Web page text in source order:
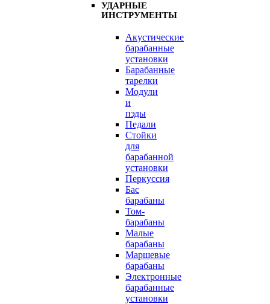
УДАРНЫЕ
ИНСТРУМЕНТЫ
Акустические
барабанные
установки
Барабанные
тарелки
Модули
и
пэды
Педали
Стойки
для
барабанной
установки
Перкуссия
Бас
барабаны
Том-
барабаны
Малые
барабаны
Маршевые
барабаны
Электронные
барабанные
установки